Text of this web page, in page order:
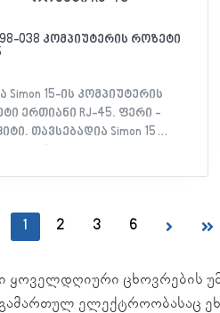
- დაცულობა IP: 20 -
EAC დეკლარაცია
038 კომპიუტერის როზეტი
Simon 15-ის კომპიუტერის
ერთიანი RJ-45. ფერი -
თავსებადია Simon 15
თერმოპლასტიკური -
რაოდენობა: 1 - ფერი:
EAC დეკლარაცია
1 2 3 6
ცხოვრების
ელექტროობასაც